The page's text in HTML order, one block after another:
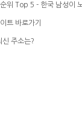
위 Top 5 - 한국 남성이
트 바로가기
신 주소는?